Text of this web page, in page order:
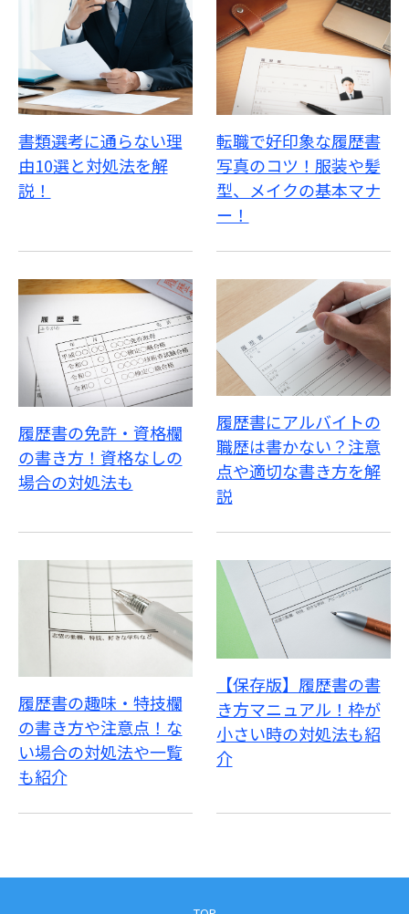
書類選考に通らない理
由10選と対処法を解
説！
転職で好印象な履歴書
写真のコツ！服装や髪
型、メイクの基本マナ
ー！
履歴書の免許・資格欄
の書き方！資格なしの
場合の対処法も
履歴書にアルバイトの
職歴は書かない？注意
点や適切な書き方を解
説
履歴書の趣味・特技欄
の書き方や注意点！な
い場合の対処法や一覧
も紹介
【保存版】履歴書の書
き方マニュアル！枠が
小さい時の対処法も紹
介